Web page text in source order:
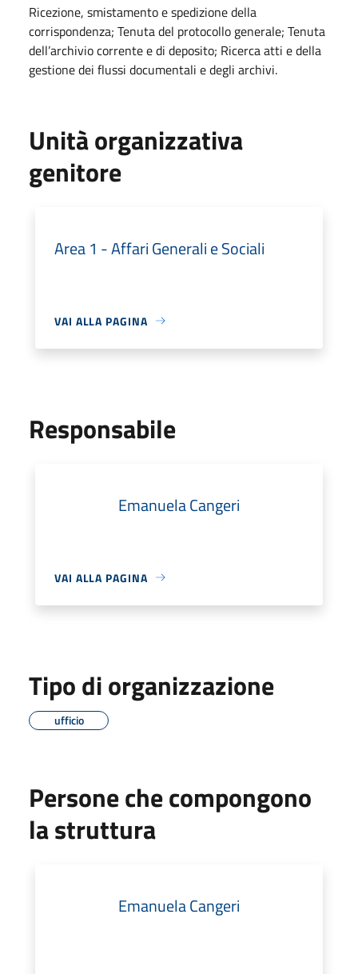
Ricezione, smistamento e spedizione della
corrispondenza; Tenuta del protocollo generale; Tenuta
dell’archivio corrente e di deposito; Ricerca atti e della
gestione dei flussi documentali e degli archivi.
Unità organizzativa
genitore
Area 1 - Affari Generali e Sociali
VAI ALLA PAGINA
Responsabile
Emanuela Cangeri
VAI ALLA PAGINA
Tipo di organizzazione
ufficio
Persone che compongono
la struttura
Emanuela Cangeri